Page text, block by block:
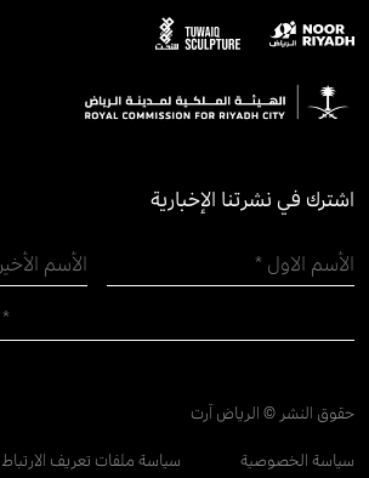
اشترك في نشرتنا الإخبارية
حقوق النشر © الرياض آرت
سياسة الخصوصية سياسة ملفات تعريف الارتباط